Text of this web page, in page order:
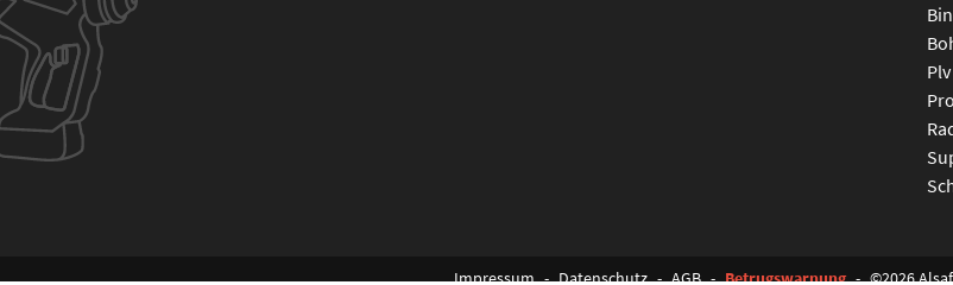
Impressum - Datenschutz - AGB - Betrugswarnung - ©2026